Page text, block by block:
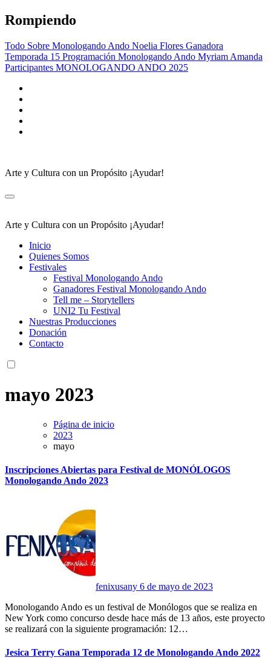
Saltar
al
Rompiendo
Todo Sobre Monologando Ando Noelia Flores Ganadora
Temporada 15 Programación Monologando Ando Myriam Amanda
Participantes MONOLOGANDO ANDO 2025
Arte y Cultura con un Propósito ¡Ayudar!
Arte y Cultura con un Propósito ¡Ayudar!
Inicio
Quienes Somos
Festivales
Festival Monologando Ando
Ganadores Festival Monologando Ando
Tell me – Storytellers
UNI2 Tu Festival
Nuestras Producciones
Donación
Contacto
mayo 2023
Página de inicio
2023
mayo
Inscripciones Abiertas para Festival de MONÓLOGOS
Monologando Ando 2023
fenixusany 6 de mayo de 2023
Monologando Ando es un festival de Monólogos que se realiza en
New York como concurso desde hace más de 13 años, este proyecto
se realizará con la siguiente programación: 12…
Jesica Terry Gana Temporada 12 de Monologando Ando 2022